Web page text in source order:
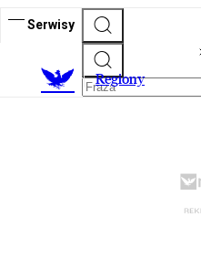
Serwisy
Regiony